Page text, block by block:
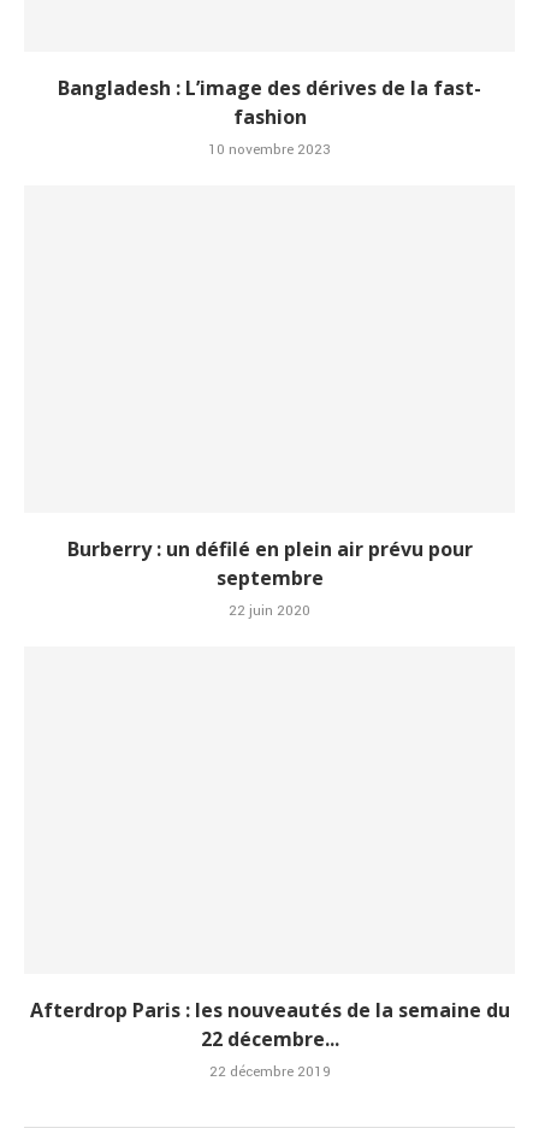
Bangladesh : L’image des dérives de la fast-
fashion
10 novembre 2023
Burberry : un défilé en plein air prévu pour
septembre
22 juin 2020
Afterdrop Paris : les nouveautés de la semaine du
22 décembre...
22 décembre 2019